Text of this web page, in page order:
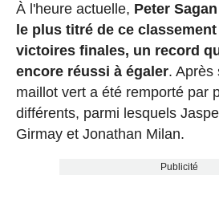
À l'heure actuelle, Peter
le plus titré de ce
victoires finales, un record
encore réussi à égaler. Après
maillot vert a été remporté par
différents, parmi lesquels
Girmay et Jonathan Milan.
Publicité